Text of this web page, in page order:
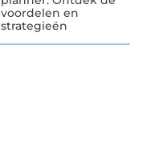
voordelen en
strategieën